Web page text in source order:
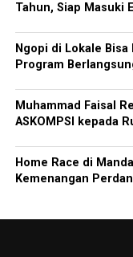
Tahun, Siap Masuki
Ngopi di Lokale Bisa
Program
Muhammad Faisal
ASKOMPSI kepada
Home Race di
Kemenangan